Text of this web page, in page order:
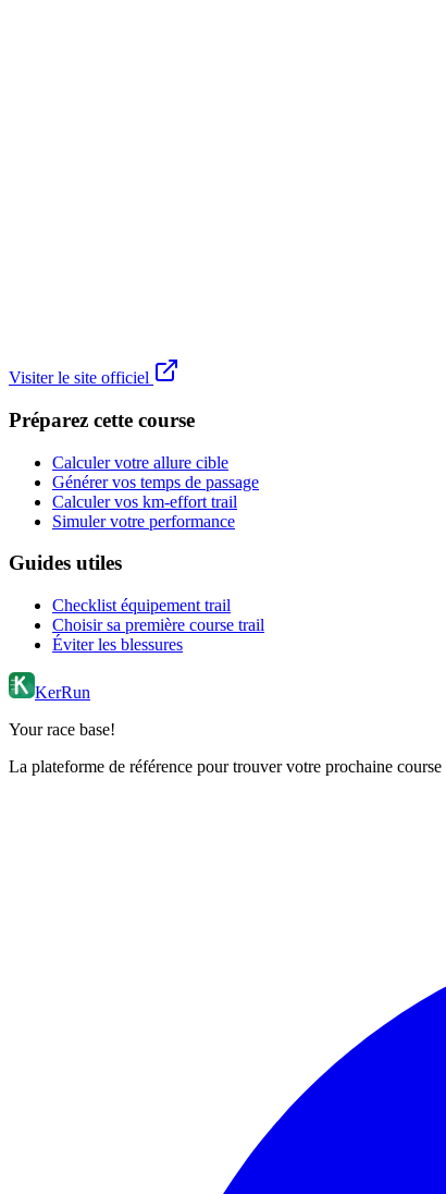
Visiter le site officiel
Préparez cette course
Calculer votre allure cible
Générer vos temps de passage
Calculer vos km-effort trail
Simuler votre performance
Guides utiles
Checklist équipement trail
Choisir sa première course trail
Éviter les blessures
KerRun
Your race base!
La plateforme de référence pour trouver votre prochaine